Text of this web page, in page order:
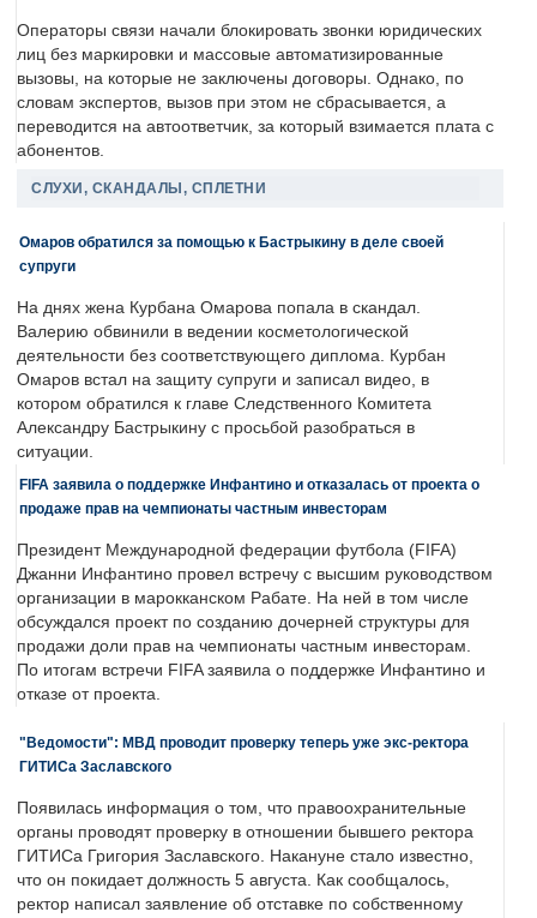
Операторы связи начали блокировать звонки юридических
лиц без маркировки и массовые автоматизированные
вызовы, на которые не заключены договоры. Однако, по
словам экспертов, вызов при этом не сбрасывается, а
переводится на автоответчик, за который взимается плата с
абонентов.
СЛУХИ, СКАНДАЛЫ, СПЛЕТНИ
Омаров обратился за помощью к Бастрыкину в деле своей
супруги
На днях жена Курбана Омарова попала в скандал.
Валерию обвинили в ведении косметологической
деятельности без соответствующего диплома. Курбан
Омаров встал на защиту супруги и записал видео, в
котором обратился к главе Следственного Комитета
Александру Бастрыкину с просьбой разобраться в
ситуации.
FIFA заявила о поддержке Инфантино и отказалась от проекта о
продаже прав на чемпионаты частным инвесторам
Президент Международной федерации футбола (FIFA)
Джанни Инфантино провел встречу с высшим руководством
организации в марокканском Рабате. На ней в том числе
обсуждался проект по созданию дочерней структуры для
продажи доли прав на чемпионаты частным инвесторам.
По итогам встречи FIFA заявила о поддержке Инфантино и
отказе от проекта.
"Ведомости": МВД проводит проверку теперь уже экс-ректора
ГИТИСа Заславского
Появилась информация о том, что правоохранительные
органы проводят проверку в отношении бывшего ректора
ГИТИСа Григория Заславского. Накануне стало известно,
что он покидает должность 5 августа. Как сообщалось,
ректор написал заявление об отставке по собственному